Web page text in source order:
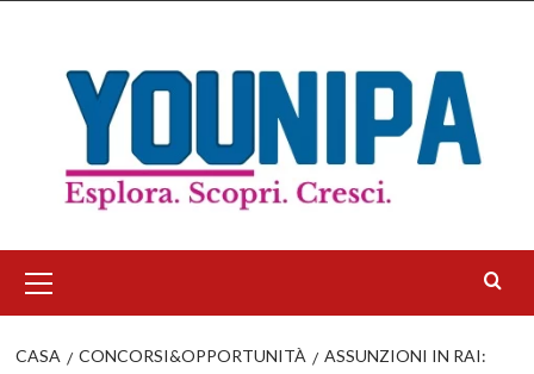
contenuto
principale
CASA CONCORSI&OPPORTUNITÀ
ASSUNZIONI IN RAI: